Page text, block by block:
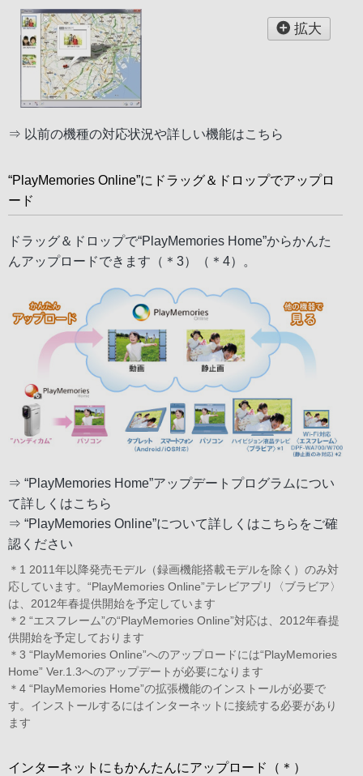
拡大
⇒ 以前の機種の対応状況や詳しい機能はこちら
“PlayMemories Online”にドラッグ＆ドロップでアップロ
ード
ドラッグ＆ドロップで“PlayMemories Home”からかんた
んアップロードできます（＊3）（＊4）。
⇒ “PlayMemories Home”アップデートプログラムについ
て詳しくはこちら
⇒ “PlayMemories Online”について詳しくはこちらをご確
認ください
＊1 2011年以降発売モデル（録画機能搭載モデルを除く）のみ対
応しています。“PlayMemories Online”テレビアプリ〈ブラビア〉
は、2012年春提供開始を予定しています
＊2 “エスフレーム”の“PlayMemories Online”対応は、2012年春提
供開始を予定しております
＊3 “PlayMemories Online”へのアップロードには“PlayMemories
Home” Ver.1.3へのアップデートが必要になります
＊4 “PlayMemories Home”の拡張機能のインストールが必要で
す。インストールするにはインターネットに接続する必要があり
ます
インターネットにもかんたんにアップロード（＊）